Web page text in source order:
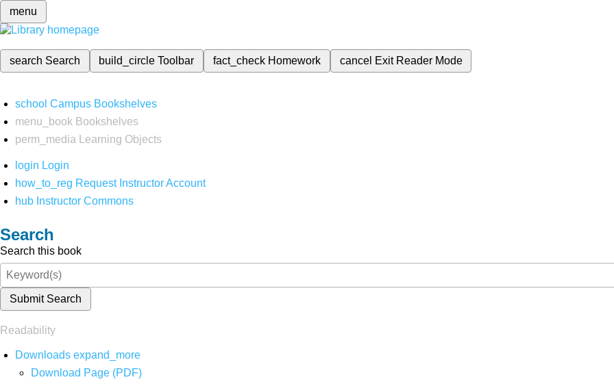
menu
search Search build_circleToolbar fact_check Homework cancel Exit Reader Mode
school Campus Bookshelves
menu_book Bookshelves
perm_media
Learning Objects
login Login
how_to_reg Request Instructor Account
hub Instructor Commons
Search
Search this book
Submit Search
Readability
Downloads expand_more
Download Page (PDF)